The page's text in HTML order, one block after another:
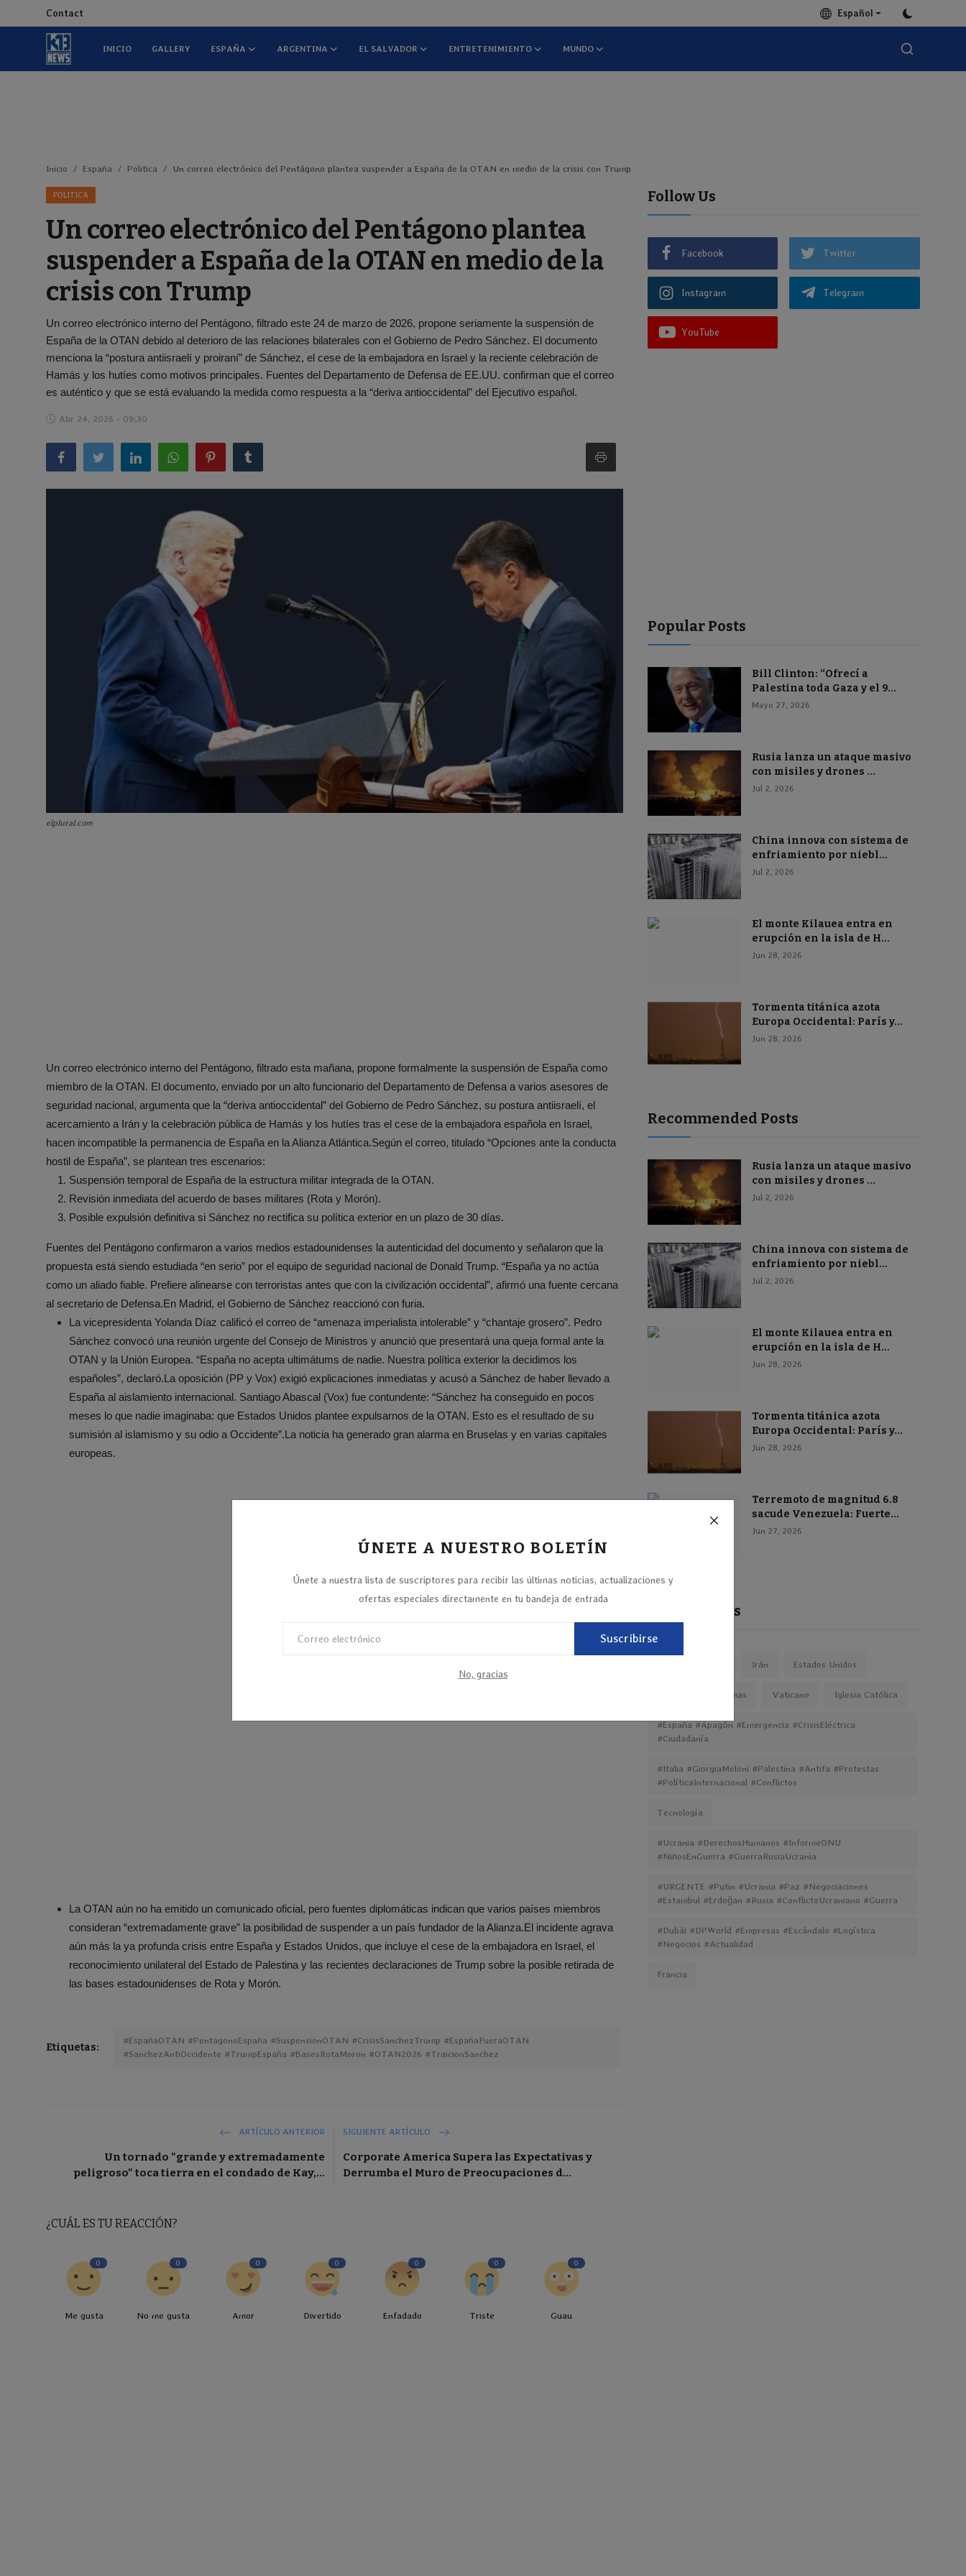
Contact Español
INICIO GALLERY ESPAÑA ARGENTINA EL SALVADOR ENTRETENIMIENTO MUNDO
España
Argentina
Entretenimiento
Español
ÚNETE A NUESTRO BOLETÍN
Únete a nuestra lista de suscriptores para recibir las últimas noticias, actualizaciones y
ofertas especiales directamente en tu bandeja de entrada
Suscribirse
No, gracias
Inicio España Politica Un correo electrónico del Pentágono plantea suspender a España de la OTAN en medio de la crisis con Trump
POLITICA
Un correo electrónico del Pentágono plantea
suspender a España de la OTAN en medio de la
crisis con Trump
Un correo electrónico interno del Pentágono, filtrado este 24 de marzo de 2026, propone seriamente la suspensión de
España de la OTAN debido al deterioro de las relaciones bilaterales con el Gobierno de Pedro Sánchez. El documento
menciona la “postura antiisraelí y proiraní” de Sánchez, el cese de la embajadora en Israel y la reciente celebración de
Hamás y los hutíes como motivos principales. Fuentes del Departamento de Defensa de EE.UU. confirman que el correo
es auténtico y que se está evaluando la medida como respuesta a la “deriva antioccidental” del Ejecutivo español.
Abr 24, 2026 - 09:30
elplural.com
Un correo electrónico interno del Pentágono, filtrado esta mañana, propone formalmente la suspensión de España como
miembro de la OTAN. El documento, enviado por un alto funcionario del Departamento de Defensa a varios asesores de
seguridad nacional, argumenta que la “deriva antioccidental” del Gobierno de Pedro Sánchez, su postura antiisraelí, el
acercamiento a Irán y la celebración pública de Hamás y los hutíes tras el cese de la embajadora española en Israel,
hacen incompatible la permanencia de España en la Alianza Atlántica.Según el correo, titulado “Opciones ante la conducta
hostil de España”, se plantean tres escenarios:
Suspensión temporal de España de la estructura militar integrada de la OTAN.
Revisión inmediata del acuerdo de bases militares (Rota y Morón).
Posible expulsión definitiva si Sánchez no rectifica su política exterior en un plazo de 30 días.
Fuentes del Pentágono confirmaron a varios medios estadounidenses la autenticidad del documento y señalaron que la
propuesta está siendo estudiada “en serio” por el equipo de seguridad nacional de Donald Trump. “España ya no actúa
como un aliado fiable. Prefiere alinearse con terroristas antes que con la civilización occidental”, afirmó una fuente cercana
al secretario de Defensa.En Madrid, el Gobierno de Sánchez reaccionó con furia.
La vicepresidenta Yolanda Díaz calificó el correo de “amenaza imperialista intolerable” y “chantaje grosero”. Pedro
Sánchez convocó una reunión urgente del Consejo de Ministros y anunció que presentará una queja formal ante la
OTAN y la Unión Europea. “España no acepta ultimátums de nadie. Nuestra política exterior la decidimos los
españoles”, declaró.La oposición (PP y Vox) exigió explicaciones inmediatas y acusó a Sánchez de haber llevado a
España al aislamiento internacional. Santiago Abascal (Vox) fue contundente: “Sánchez ha conseguido en pocos
meses lo que nadie imaginaba: que Estados Unidos plantee expulsarnos de la OTAN. Esto es el resultado de su
sumisión al islamismo y su odio a Occidente”.La noticia ha generado gran alarma en Bruselas y en varias capitales
europeas.
La OTAN aún no ha emitido un comunicado oficial, pero fuentes diplomáticas indican que varios países miembros
consideran “extremadamente grave” la posibilidad de suspender a un país fundador de la Alianza.El incidente agrava
aún más la ya profunda crisis entre España y Estados Unidos, que incluye el cese de la embajadora en Israel, el
reconocimiento unilateral del Estado de Palestina y las recientes declaraciones de Trump sobre la posible retirada de
las bases estadounidenses de Rota y Morón.
Etiquetas:
#EspañaOTAN #PentagonoEspaña #SuspensionOTAN #CrisisSanchezTrump #EspañaFueraOTAN
#SanchezAntiOccidente #TrumpEspaña #BasesRotaMoron #OTAN2026 #TraicionSanchez
ARTÍCULO ANTERIOR
Un tornado "grande y extremadamente
peligroso" toca tierra en el condado de Kay,...
SIGUIENTE ARTÍCULO
Corporate America Supera las Expectativas y
Derrumba el Muro de Preocupaciones d...
¿CUÁL ES TU REACCIÓN?
0
Me gusta
0
No me gusta
0
Amor
0
Divertido
0
Enfadado
0
Triste
0
Guau
Follow Us
Facebook Twitter
Instagram Telegram
YouTube
Popular Posts
Bill Clinton: “Ofrecí a
Palestina toda Gaza y el 9...
Mayo 27, 2026
Rusia lanza un ataque masivo
con misiles y drones ...
Jul 2, 2026
China innova con sistema de
enfriamiento por niebl...
Jul 2, 2026
El monte Kilauea entra en
erupción en la isla de H...
Jun 28, 2026
Tormenta titánica azota
Europa Occidental: París y...
Jun 28, 2026
Recommended Posts
Rusia lanza un ataque masivo
con misiles y drones ...
Jul 2, 2026
China innova con sistema de
enfriamiento por niebl...
Jul 2, 2026
El monte Kilauea entra en
erupción en la isla de H...
Jun 28, 2026
Tormenta titánica azota
Europa Occidental: París y...
Jun 28, 2026
Terremoto de magnitud 6.8
sacude Venezuela: Fuerte...
Jun 27, 2026
Popular Tags
Irán Estados Unidos
Hamas Vaticano Iglesia Católica
#España #Apagón #Emergencia #CrisisEléctrica
#Ciudadanía
#Italia #GiorgiaMeloni #Palestina #Antifa #Protestas
#PolíticaInternacional #Conflictos
Tecnología
#Ucrania #DerechosHumanos #InformeONU
#NiñosEnGuerra #GuerraRusiaUcrania
#URGENTE #Putin #Ucrania #Paz #Negociaciones
#Estambul #Erdoğan #Rusia #ConflictoUcraniano #Guerra
#Dubái #DPWorld #Empresas #Escándalo #Logística
#Negocios #Actualidad
Francia